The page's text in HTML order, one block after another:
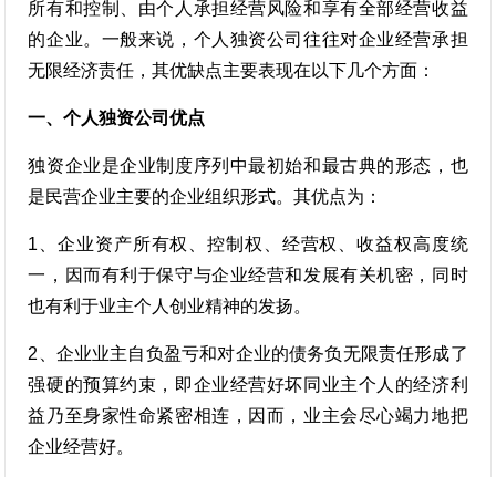
所有和控制、由个人承担经营风险和享有全部经营收益
的企业。一般来说，个人独资公司往往对企业经营承担
无限经济责任，其优缺点主要表现在以下几个方面：
一、个人独资公司优点
独资企业是企业制度序列中最初始和最古典的形态，也
是民营企业主要的企业组织形式。其优点为：
1、企业资产所有权、控制权、经营权、收益权高度统
一，因而有利于保守与企业经营和发展有关机密，同时
也有利于业主个人创业精神的发扬。
2、企业业主自负盈亏和对企业的债务负无限责任形成了
强硬的预算约束，即企业经营好坏同业主个人的经济利
益乃至身家性命紧密相连，因而，业主会尽心竭力地把
企业经营好。